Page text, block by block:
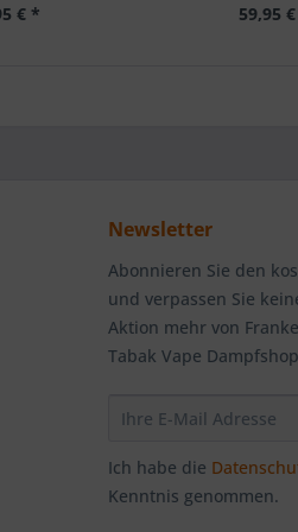
€ * 59,95
Newsletter
Abonnieren Sie den
und verpassen Sie
Aktion mehr von
Tabak Vape
Ich habe die
Kenntnis genommen.